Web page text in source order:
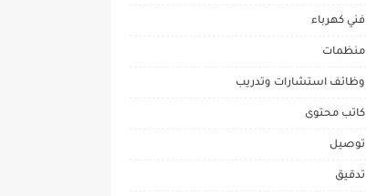
فني كهرباء
منظمات
وظائف استشارات وتدريب
كاتب محتوى
توصيل
تدقيق